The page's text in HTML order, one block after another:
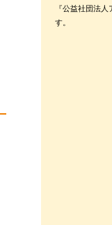
『公益社団法
す。